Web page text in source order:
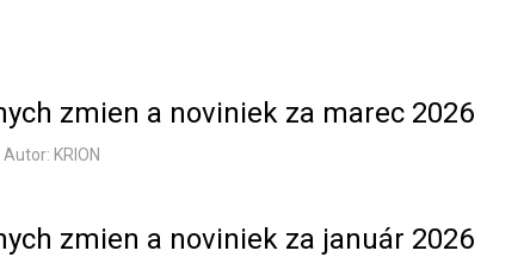
zmien a noviniek za marec 2026
Autor: KRION
zmien a noviniek za január 2026